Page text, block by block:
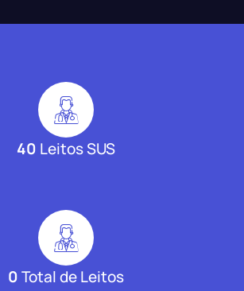
40 Leitos SUS
0Total de Leitos